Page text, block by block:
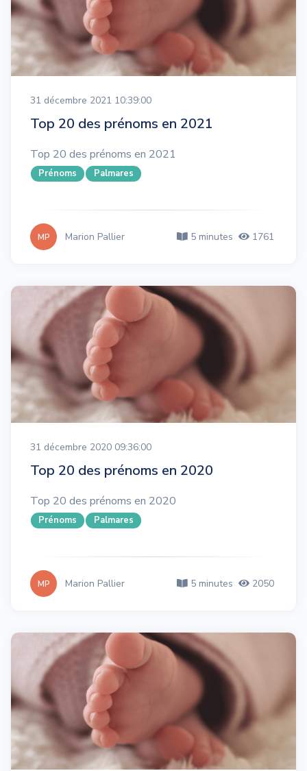
31 décembre 2021 10:39:00
Top 20 des prénoms en 2021
Top 20 des prénoms en 2021
Prénoms Palmares
MP Marion Pallier 5 minutes 1761
31 décembre 2020 09:36:00
Top 20 des prénoms en 2020
Top 20 des prénoms en 2020
Prénoms Palmares
MP Marion Pallier 5 minutes 2050